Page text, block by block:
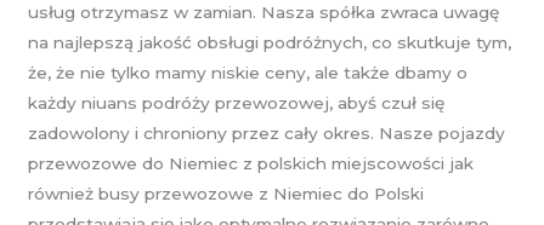
usług otrzymasz w zamian. Nasza spółka zwraca uwagę
na najlepszą jakość obsługi podróżnych, co skutkuje tym,
że, że nie tylko mamy niskie ceny, ale także dbamy o
każdy niuans podróży przewozowej, abyś czuł się
zadowolony i chroniony przez cały okres. Nasze pojazdy
przewozowe do Niemiec z polskich miejscowości jak
również busy przewozowe z Niemiec do Polski